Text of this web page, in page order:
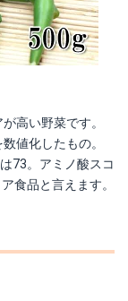
高い野菜です。
値化したもの。
73。アミノ酸スコ
食品と言えます。